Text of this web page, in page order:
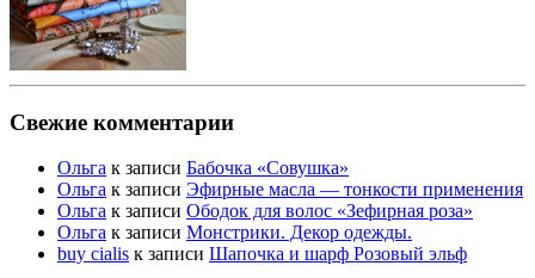
Свежие комментарии
Ольга к записи Бабочка «Совушка»
Ольга к записи Эфирные масла — тонкости применения
Ольга к записи Ободок для волос «Зефирная роза»
Ольга к записи Монстрики. Декор одежды.
buy cialis к записи Шапочка и шарф Розовый эльф